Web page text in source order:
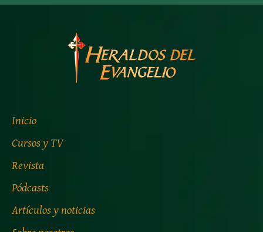
Inicio
Cursos y TV
Revista
Pódcasts
Artículos y noticias